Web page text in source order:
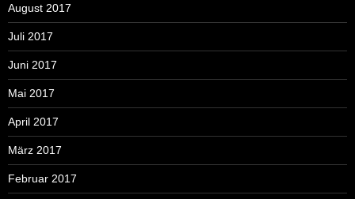
August 2017
Juli 2017
Juni 2017
Mai 2017
April 2017
März 2017
Februar 2017